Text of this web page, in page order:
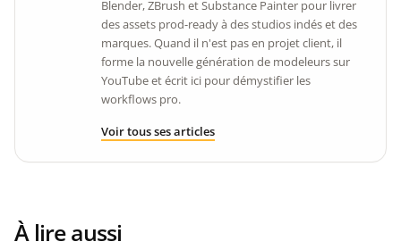
Blender, ZBrush et Substance Painter pour livrer
des assets prod-ready à des studios indés et des
marques. Quand il n'est pas en projet client, il
forme la nouvelle génération de modeleurs sur
YouTube et écrit ici pour démystifier les
workflows pro.
Voir tous ses articles
À lire aussi